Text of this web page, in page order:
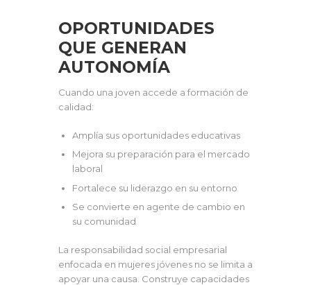
OPORTUNIDADES
QUE GENERAN
AUTONOMÍA
Cuando una joven accede a formación de
calidad:
Amplía sus oportunidades educativas
Mejora su preparación para el mercado
laboral
Fortalece su liderazgo en su entorno
Se convierte en agente de cambio en
su comunidad
La responsabilidad social empresarial
enfocada en mujeres jóvenes no se limita a
apoyar una causa. Construye capacidades